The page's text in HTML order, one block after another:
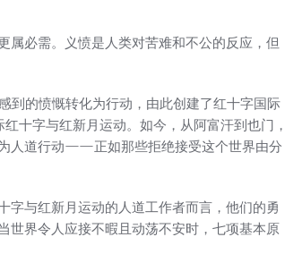
属必需。义愤是人类对苦难和不公的反应，但
到的愤慨转化为行动，由此创建了红十字国际
红十字与红新月运动。如今，从阿富汗到也门，
人道行动——正如那些拒绝接受这个世界由分
字与红新月运动的人道工作者而言，他们的勇
世界令人应接不暇且动荡不安时，七项基本原